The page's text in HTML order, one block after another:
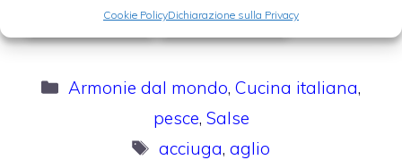
Cookie PolicyDichiarazione sulla Privacy
aromatiche in
cucina (parte II)
nell'aceto: il
carpione
Categorie
Armonie dal mondo,Cucina italiana,
pesce, Salse
Tag
acciuga,aglio